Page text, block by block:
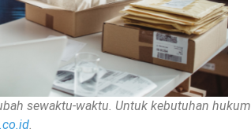
sewaktu-waktu. Untuk kebutuhan hukum
.